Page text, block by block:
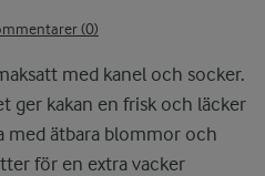
(0)
med kanel och socker.
ger kakan en frisk och läcker
med ätbara blommor och
för en extra vacker